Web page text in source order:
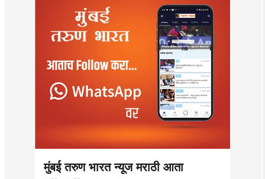
मुंबई तरुण भारत न्यूज मराठी आता